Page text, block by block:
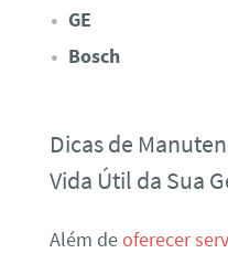
GE
Bosch
Dicas de
Vida Útil da Sua
Além deoferecer